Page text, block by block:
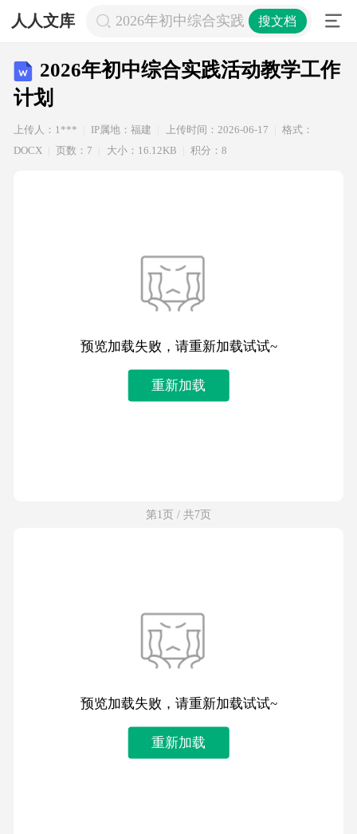
人人文库 2026年初中综合实践活动教学工作计
搜文档
2026年初中综合实践活动教学工作
计划
上传人：1*** IP属地：福建 上传时间：2026-06-17
格式：
DOCX
页数：7 大小：16.12KB 积分：8
预览加载失败，请重新加载试试~
重新加载
第1页 / 共7页
预览加载失败，请重新加载试试~
重新加载